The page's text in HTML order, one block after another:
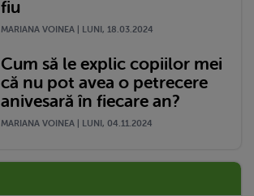
fiu
MARIANA VOINEA | LUNI, 18.03.2024
Cum să le explic copiilor mei
că nu pot avea o petrecere
anivesară în fiecare an?
MARIANA VOINEA | LUNI, 04.11.2024